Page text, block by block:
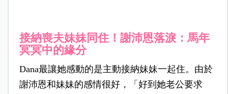
接納喪夫妹妹同住！謝沛恩落淚：馬年
冥冥中的緣分
Dana最讓她感動的是主動接納妹妹一起住。由於
謝沛恩和妹妹的感情很好，「好到她老公要求